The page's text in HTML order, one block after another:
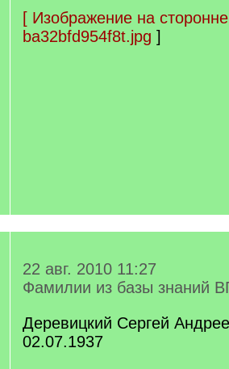
[ Изображение на
ba32bfd954f8t.jpg ]
22 авг. 2010 11:27
Фамилии из базы знаний
Деревицкий Сергей
02.07.1937